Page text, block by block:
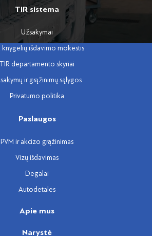
TIR sistema
Užsakymai
knygelių išdavimo mokestis
TIR departamento skyriai
ir grąžinimų sąlygos
Privatumo politika
Paslaugos
PVM ir akcizo grąžinimas
Vizų išdavimas
Degalai
Autodetalės
Apie mus
Narystė